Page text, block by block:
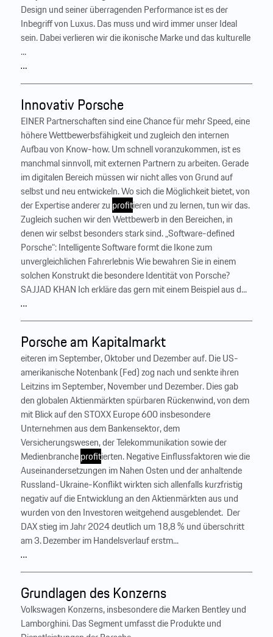
Design und seiner überragenden Performance ist es der
Inbegriff von Luxus. Das muss und wird immer unser Ideal
sein. Dabei verlieren wir die ikonische Marke und das kulturelle
...
…
Innovativ Porsche
EINER Partnerschaften sind eine Chance für mehr Speed, eine
höhere Wettbewerbsfähigkeit und zugleich den internen
Aufbau von Know-how. Um schnell voranzukommen, ist es
manchmal sinnvoll, mit externen Partnern zu arbeiten. Gerade
im digitalen Bereich müssen wir nicht alles von Grund auf
selbst und neu entwickeln. Wo sich die Möglichkeit bietet, von
der Expertise anderer zu profitieren und zu lernen, tun wir das.
Zugleich suchen wir den Wettbewerb in den Bereichen, in
denen wir selbst besonders stark sind. „Software-defined
Porsche“: ­Intelligente Software formt die Ikone zum
unvergleichlichen Fahrerlebnis Wie bewahren Sie in einem
solchen Konstrukt die besondere Identität von Porsche?
SAJJAD KHAN Ich erkläre das gern mit einem Beispiel aus d...
…
Porsche am Kapitalmarkt
eiteren im September, Oktober und Dezember auf. Die US-
amerikanische Notenbank (Fed) zog nach und senkte ihren
Leitzins im September, November und Dezember. Dies gab
den globalen Aktienmärkten spürbaren Rückenwind, von dem
mit Blick auf den STOXX Europe 600 insbesondere
Unternehmen aus dem Bankensektor, dem
Versicherungswesen, der Telekommunikation sowie der
Medienbrancheprofitierten. Negative Einflussfaktoren wie die
Auseinandersetzungen im Nahen Osten und der anhaltende
Russland-Ukraine-Konflikt wirkten sich allenfalls kurzfristig
negativ auf die Entwicklung an den Aktienmärkten aus und
wurden von den Investoren weitgehend ausgeblendet. ‍ Der
DAX stieg im Jahr 2024 deutlich um 18,8 % und überschritt
am 3. Dezember im Handelsverlauf erstm...
…
Grundlagen des Konzerns
Volkswagen Konzerns, insbesondere die Marken Bentley und
Lamborghini. Das Segment umfasst die Produkte und